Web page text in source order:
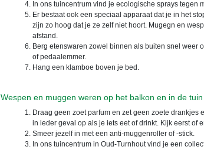
In ons tuincentrum vind je ecologische sprays tegen
Er bestaat ook een speciaal apparaat dat je in het
zijn zo hoog dat je ze zelf niet hoort. Mugegn en
afstand.
Berg etenswaren zowel binnen als buiten snel weer
of pedaalemmer.
Hang een klamboe boven je bed.
Wespen en muggen weren op het balkon en in de tuin
Draag geen zoet parfum en zet geen zoete
in ieder geval op als je iets eet of drinkt. Kijk eerst of
Smeer jezelf in met een anti-muggenroller of -stick.
In ons tuincentrum in Oud-Turnhout vind je een